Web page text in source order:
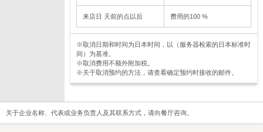
来店日 天前的点以后 费用的100 %
※取消日期和时间为日本时间，以（服务器检索的日本标准时
间）为基准。
※取消费用不额外附加税。
※关于取消预约的方法，请查看确定预约时接收的邮件。
关于企业名称、代表或业务负责人及其联系方式，请向餐厅咨询。